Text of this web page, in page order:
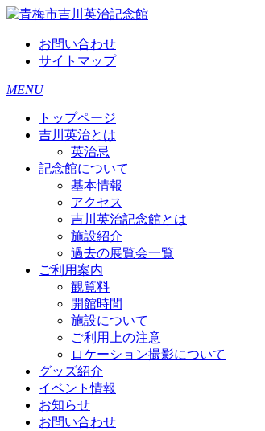
お問い合わせ
サイトマップ
MENU
トップページ
吉川英治とは
英治忌
記念館について
基本情報
アクセス
吉川英治記念館とは
施設紹介
過去の展覧会一覧
ご利用案内
観覧料
開館時間
施設について
ご利用上の注意
ロケーション撮影について
グッズ紹介
イベント情報
お知らせ
お問い合わせ